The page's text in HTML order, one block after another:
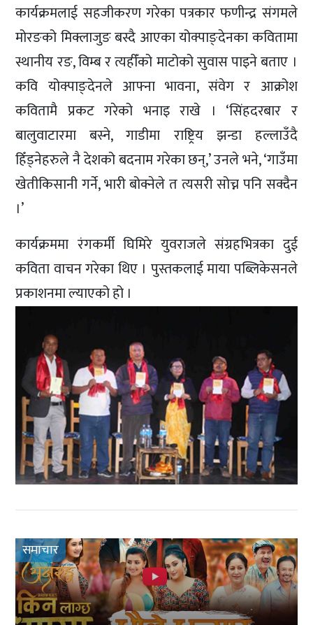
कार्यक्रमलाई सहजीकरण गरेका पत्रकार फणीन्द्र संगमले
मोरङको मिक्लाजुङ बस्दै आएका योक्पाङ्देनका कवितामा
स्थानीय रङ, विम्ब र त्यहीँको माटोको सुवास पाइने बताए ।
कवि योक्पाङ्देनले आफ्ना भावना, संवेग र आक्रोश
कवितामै प्रकट गरेको भनाइ राखे । ‘सिंहदरबार र
बालुवाटारमा बस्ने, गाडीमा राष्ट्रिय झन्डा हल्लाउँदै
हिँड्नेहरुले नै देशको बदनाम गरेका छन्,’ उनले भने, ‘गाउँमा
खेतीकिसानी गर्ने, भारी बोक्नेले त त्यसरी सोच्न पनि सक्दैन
।’
कार्यक्रममा रंगकर्मी घिमिरे युवराजले संग्रहभित्रका दुई
कविता वाचन गरेका थिए । पुस्तकलाई माया पब्लिकेसनले
प्रकाशनमा ल्याएको हो ।
समाचार